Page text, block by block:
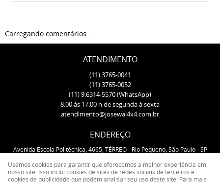
Carregando comentários ...
ATENDIMENTO
(11)3765-0041
(11)3765-0052
(11)9.6314-5570(WhatsApp)
8:00 às 17:00 h de segunda à sexta
atendimento@josewal4x4.com.br
ENDEREÇO
Avenida Escola Politécnica, 4665, TÉRREO- Rio Pequeno, São Paulo-SP
Usamos cookies para garantir que oferecemos a melhor experiência em
nosso site. Isso inclui cookies de sites de redes sociais de terceiros e
cookies de publicidade que podem analisar seu uso deste site. Para mais